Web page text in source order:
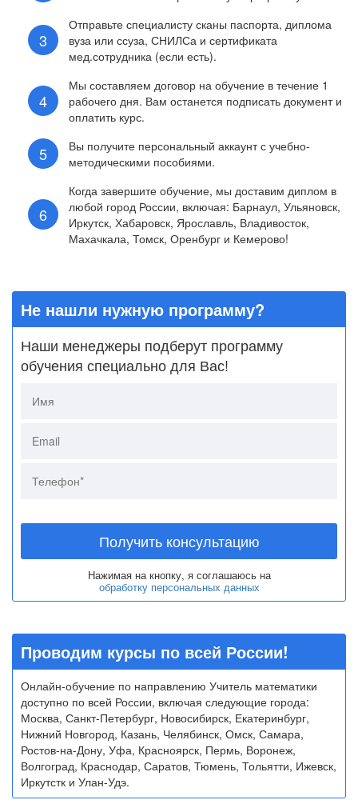
Отправьте специалисту сканы паспорта, диплома
вуза или ссуза, СНИЛСа и сертификата
мед.сотрудника (если есть).
Мы составляем договор на обучение в течение 1
рабочего дня. Вам останется подписать документ и
оплатить курс.
Вы получите персональный аккаунт с учебно-
методическими пособиями.
Когда завершите обучение, мы доставим диплом в
любой город России, включая: Барнаул, Ульяновск,
Иркутск, Хабаровск, Ярославль, Владивосток,
Махачкала, Томск, Оренбург и Кемерово!
Не нашли нужную программу?
Наши менеджеры подберут программу
обучения специально для Вас!
Получить консультацию
Нажимая на кнопку, я соглашаюсь на
обработку персональных данных
Проводим курсы по всей России!
Онлайн-обучение по направлению Учитель математики
доступно по всей России, включая следующие города:
Москва, Санкт-Петербург, Новосибирск, Екатеринбург,
Нижний Новгород, Казань, Челябинск, Омск, Самара,
Ростов-на-Дону, Уфа, Красноярск, Пермь, Воронеж,
Волгоград, Краснодар, Саратов, Тюмень, Тольятти, Ижевск,
Иркутстк и Улан-Удэ.